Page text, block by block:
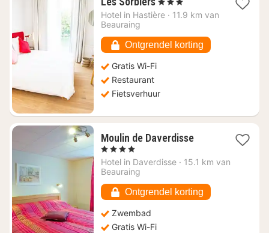
nacht
96,42
Hotel in Hastière · 11.9 km van
Beauraing
Ontgrendel korting
Gratis Wi-Fi
Restaurant
Fietsverhuur
Moulin de Daverdisse1
vanaf
, 4 Sterren
Hotel in Daverdisse · 15.1 km van
Beauraing
Ontgrendel korting
Zwembad
Gratis Wi-Fi